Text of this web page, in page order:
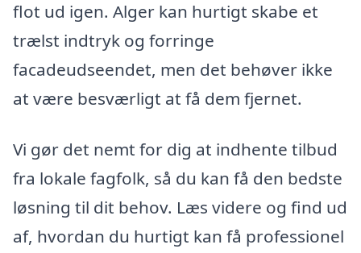
flot ud igen. Alger kan hurtigt skabe et
trælst indtryk og forringe
facadeudseendet, men det behøver ikke
at være besværligt at få dem fjernet.
Vi gør det nemt for dig at indhente tilbud
fra lokale fagfolk, så du kan få den bedste
løsning til dit behov. Læs videre og find ud
af, hvordan du hurtigt kan få professionel